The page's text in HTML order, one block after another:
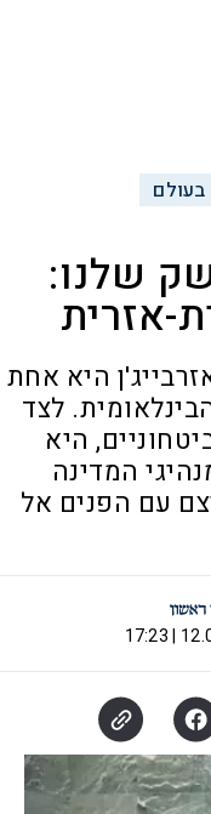
בעולם
שלנו:
אזרית
היא אחת
לצד
היא
המדינה
עם הפנים אל